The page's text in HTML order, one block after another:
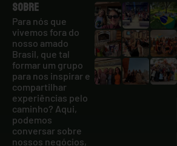
Sobre
Para nós que
vivemos fora do
nosso amado
Brasil, que tal
formar um grupo
para nos inspirar e
compartilhar
experiências pelo
caminho? Aqui,
podemos
conversar sobre
nossos negócios,